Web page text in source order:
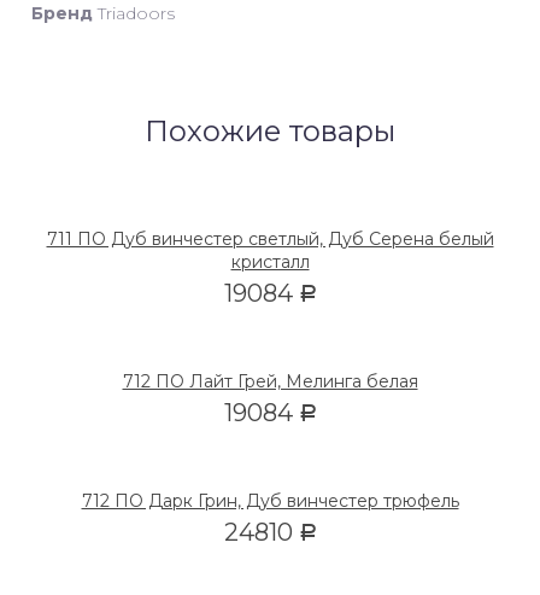
Бренд Triadoors
Похожие товары
711 ПО Дуб винчестер светлый, Дуб Серена белый
кристалл
19084 Р
712 ПО Лайт Грей, Мелинга белая
19084 Р
712 ПО Дарк Грин, Дуб винчестер трюфель
24810 Р